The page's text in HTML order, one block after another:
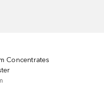
Concentrates